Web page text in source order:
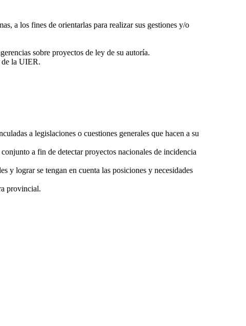
a los fines de orientarlas para realizar sus gestiones y/o
sobre proyectos de ley de su autoría.
de la UIER.
a legislaciones o cuestiones generales que hacen a su
a fin de detectar proyectos nacionales de incidencia
y lograr se tengan en cuenta las posiciones y necesidades
provincial.